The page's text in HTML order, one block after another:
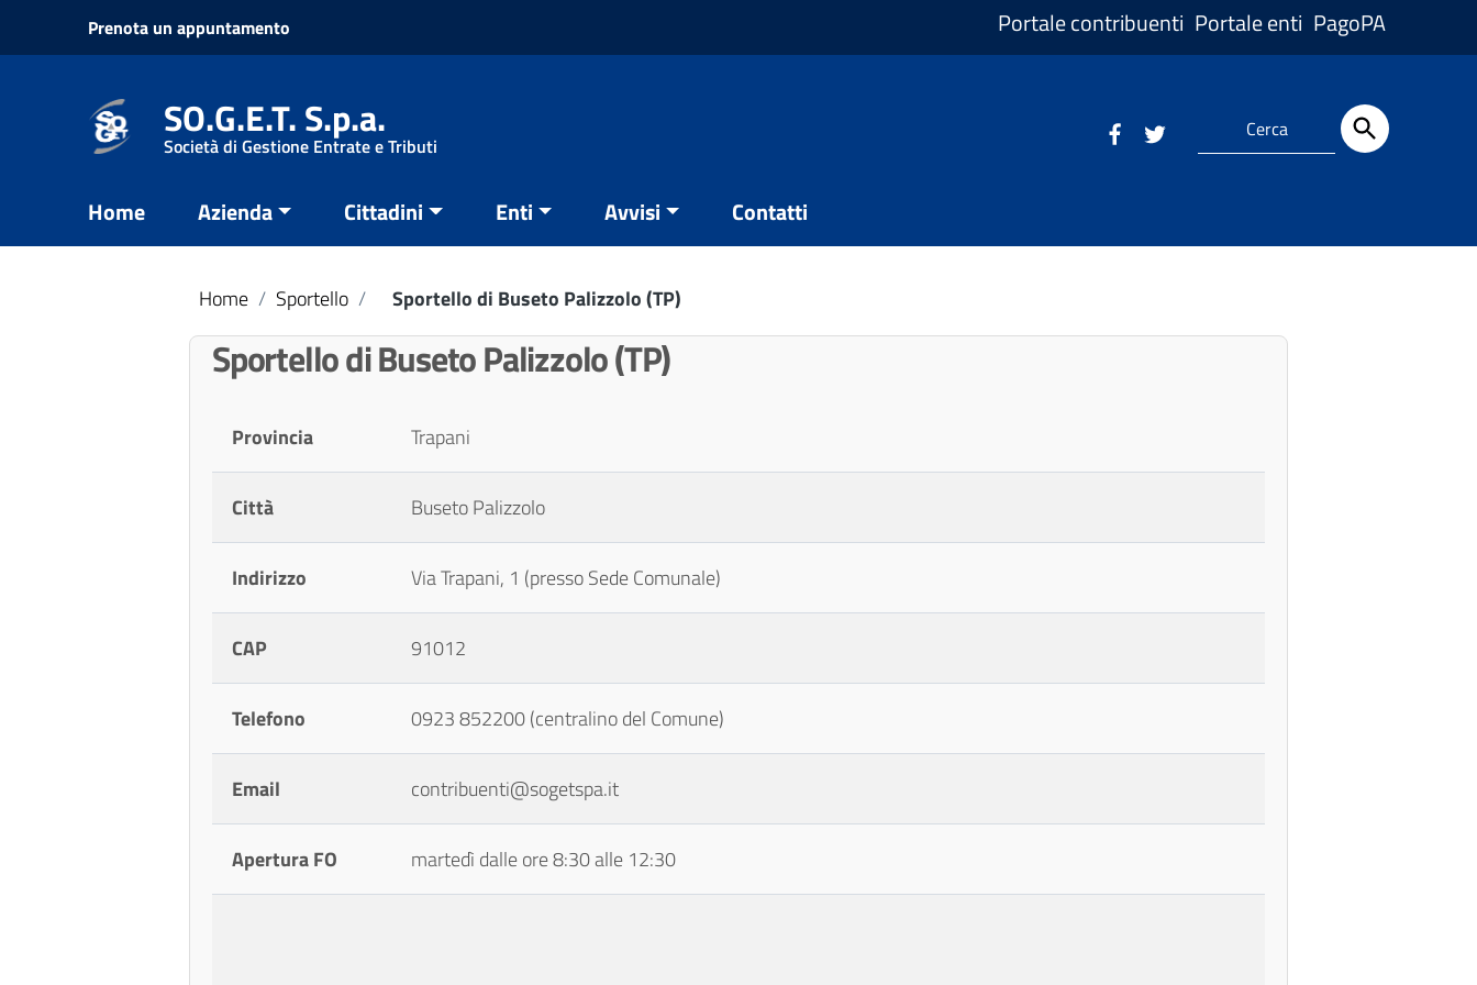
Vai ai contenuti
Vai al menu di navigazione
Prenota un appuntamento Portale contribuenti Portale enti PagoPA
SO.G.E.T. S.p.a.
Società di Gestione Entrate e Tributi
Home Azienda Cittadini Enti Avvisi Contatti
Home / Sportello / Sportello di Buseto Palizzolo (TP)
Sportello di Buseto Palizzolo (TP)
Provincia Trapani
Città Buseto Palizzolo
Indirizzo Via Trapani, 1 (presso Sede Comunale)
CAP 91012
Telefono 0923 852200 (centralino del Comune)
Email contribuenti@sogetspa.it
Apertura FO martedì dalle ore 8:30 alle 12:30